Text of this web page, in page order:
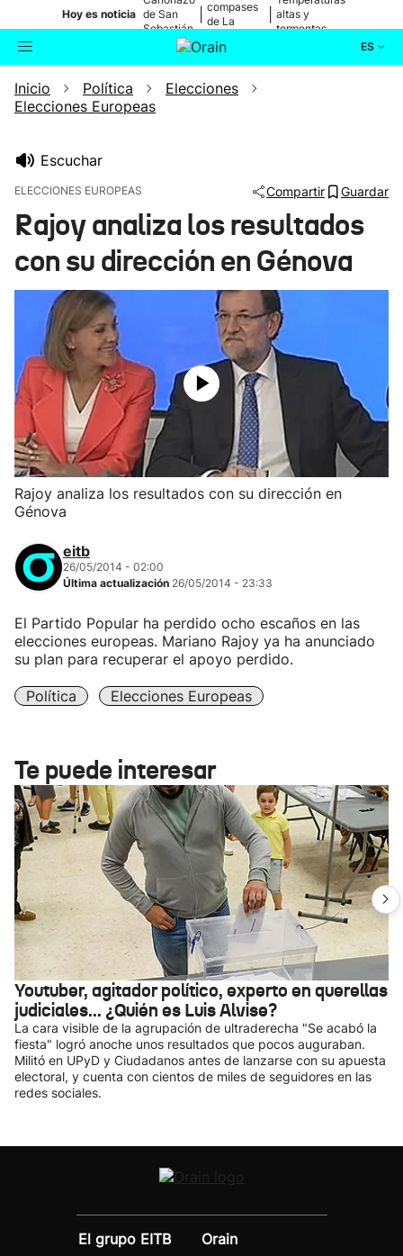
Hoy es noticia de San
Sebastián
compases
de La
altas y
tormentas
ES
Buscador Actualidad
Ikusmiran
Eguraldia
Inicio Política
Elecciones
Elecciones Europeas
Escuchar
ELECCIONES EUROPEAS Compartir Guardar
Rajoy analiza los resultados
con su dirección en Génova
Rajoy analiza los resultados con su dirección en
Génova
eitb
26/05/2014 - 02:00
Última actualización 26/05/2014 - 23:33
El Partido Popular ha perdido ocho escaños en las
elecciones europeas. Mariano Rajoy ya ha anunciado
su plan para recuperar el apoyo perdido.
Política Elecciones Europeas
Te puede interesar
Youtuber, agitador político, experto en querellas
judiciales... ¿Quién es Luis Alvise?
La cara visible de la agrupación de ultraderecha "Se acabó la
fiesta" logró anoche unos resultados que pocos auguraban.
Militó en UPyD y Ciudadanos antes de lanzarse con su apuesta
electoral, y cuenta con cientos de miles de seguidores en las
redes sociales.
El grupo EITB
Orain